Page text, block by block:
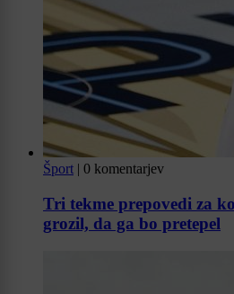
Šport | 0 komentarjev
Tri tekme prepovedi za
grozil, da ga bo pretepel